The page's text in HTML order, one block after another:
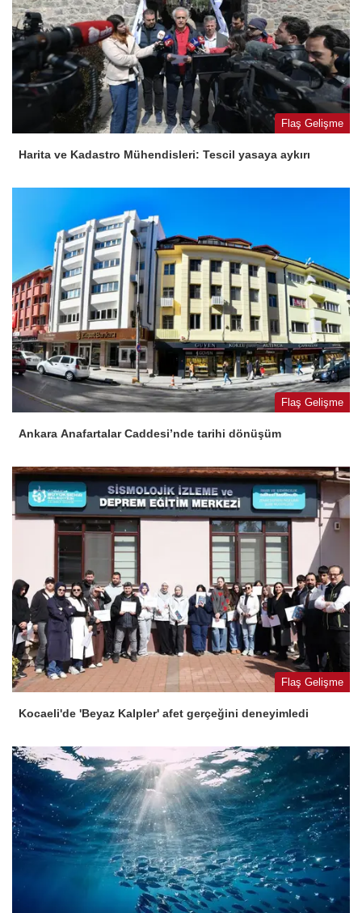
Flaş Gelişme
Harita ve Kadastro Mühendisleri: Tescil yasaya aykırı
Flaş Gelişme
Ankara Anafartalar Caddesi’nde tarihi dönüşüm
Flaş Gelişme
Kocaeli'de 'Beyaz Kalpler' afet gerçeğini deneyimledi